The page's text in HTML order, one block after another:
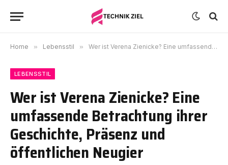
Home » Lebensstil » Wer ist Verena Zienicke? Eine umfassende Betrachtung ihrer Geschichte, Präsenz und öffentlichen Neugier
LEBENSSTIL
Wer ist Verena Zienicke? Eine
umfassende Betrachtung ihrer
Geschichte, Präsenz und
öffentlichen Neugier